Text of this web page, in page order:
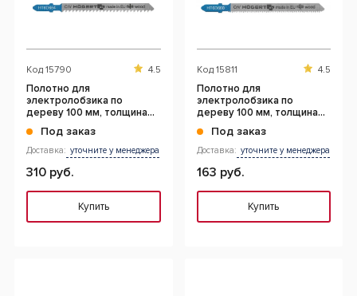
Код 15790 4.5
Полотно для
электролобзика по
дереву 100 мм, толщина
точный криволинейн
Под заказ
Доставка: уточните у менеджера
310 руб.
Купить
Код 15811 4.5
Полотно для
электролобзика по
дереву 100 мм, толщина
чистый рез, 2 шт.
Под заказ
Доставка: уточните у менеджера
163 руб.
Купить